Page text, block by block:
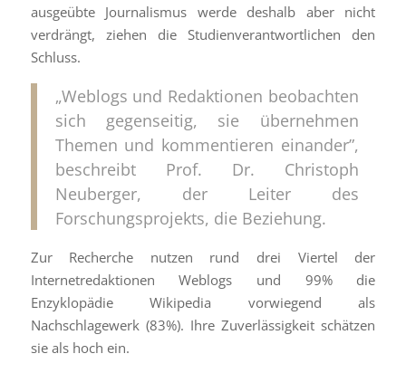
ausgeübte Journalismus werde deshalb aber nicht
verdrängt, ziehen die Studienverantwortlichen den
Schluss.
„Weblogs und Redaktionen beobachten
sich gegenseitig, sie übernehmen
Themen und kommentieren einander”,
beschreibt Prof. Dr. Christoph
Neuberger, der Leiter des
Forschungsprojekts, die Beziehung.
Zur Recherche nutzen rund drei Viertel der
Internetredaktionen Weblogs und 99% die
Enzyklopädie Wikipedia vorwiegend als
Nachschlagewerk (83%). Ihre Zuverlässigkeit schätzen
sie als hoch ein.